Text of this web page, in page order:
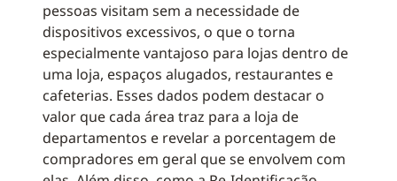
pessoas visitam sem a necessidade de
dispositivos excessivos, o que o torna
especialmente vantajoso para lojas dentro de
uma loja, espaços alugados, restaurantes e
cafeterias. Esses dados podem destacar o
valor que cada área traz para a loja de
departamentos e revelar a porcentagem de
compradores em geral que se envolvem com